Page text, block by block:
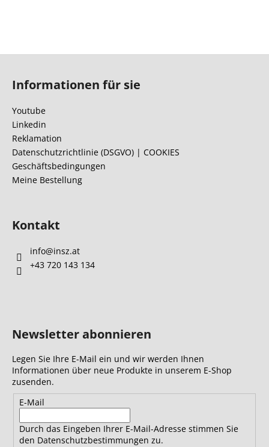
Informationen für sie
Youtube
Linkedin
Reklamation
Datenschutzrichtlinie (DSGVO) | COOKIES
Geschäftsbedingungen
Meine Bestellung
Kontakt
info@insz.at
+43 720 143 134
Newsletter abonnieren
Legen Sie Ihre E-Mail ein und wir werden Ihnen
Informationen über neue Produkte in unserem E-Shop
zusenden.
E-Mail
Durch das Eingeben Ihrer E-Mail-Adresse stimmen Sie
den Datenschutzbestimmungen zu.